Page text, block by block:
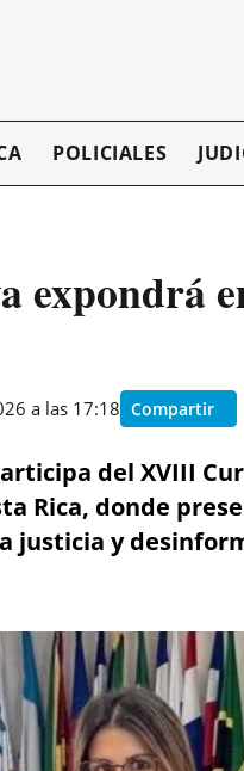
POLICIALES
expondrá
a las 17:18 Compartir
del XVIII
Rica, donde
justicia y